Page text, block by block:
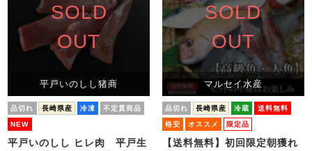
SOLD
OUT
平戸いのしし猪商
品切れ 長崎県産 冷凍 不定貫商品
NEW
平戸いのしし ヒレ肉 平戸生
SOLD
OUT
マルセイ水産
品切れ 長崎県産 冷蔵 送料無料
格安 オススメ 限定品
【送料無料】初回限定朝獲れ